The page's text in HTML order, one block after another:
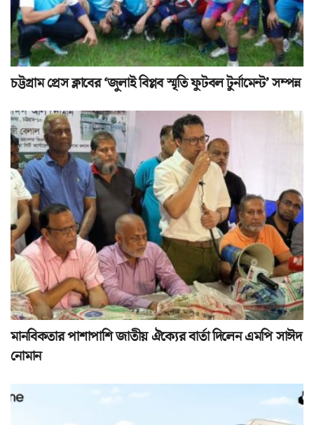
চট্টগ্রাম প্রেস ক্লাবের ‘জুলাই বিপ্লব স্মৃতি ফুটবল টুর্নামেন্ট’ সম্পন্ন
মানবিকতার পাশাপাশি জাতীয় ঐক্যের বার্তা দিলেন এমপি সাঈদ
নোমান